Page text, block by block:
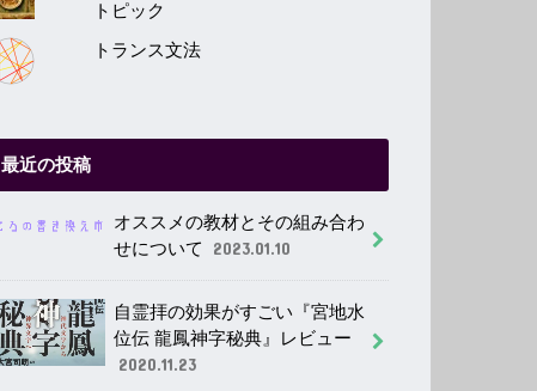
トピック
トランス文法
最近の投稿
オススメの教材とその組み合わ
せについて
2023.01.10
自霊拝の効果がすごい『宮地水
位伝 龍鳳神字秘典』レビュー
2020.11.23